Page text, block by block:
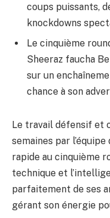
coups puissants,
knockdowns
Le cinquième
Sheeraz faucha
sur un
chance à son
Le travail défensif et
semaines par
rapide au cinquième
technique et
parfaitement de ses
gérant son énergie